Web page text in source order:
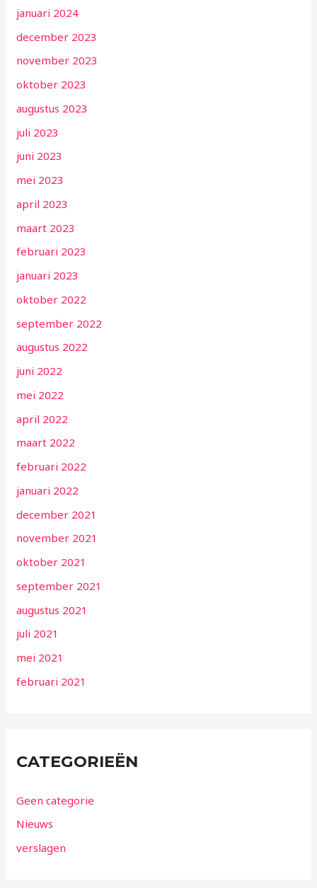
januari 2024
december 2023
november 2023
oktober 2023
augustus 2023
juli 2023
juni 2023
mei 2023
april 2023
maart 2023
februari 2023
januari 2023
oktober 2022
september 2022
augustus 2022
juni 2022
mei 2022
april 2022
maart 2022
februari 2022
januari 2022
december 2021
november 2021
oktober 2021
september 2021
augustus 2021
juli 2021
mei 2021
februari 2021
CATEGORIEËN
Geen categorie
Nieuws
verslagen